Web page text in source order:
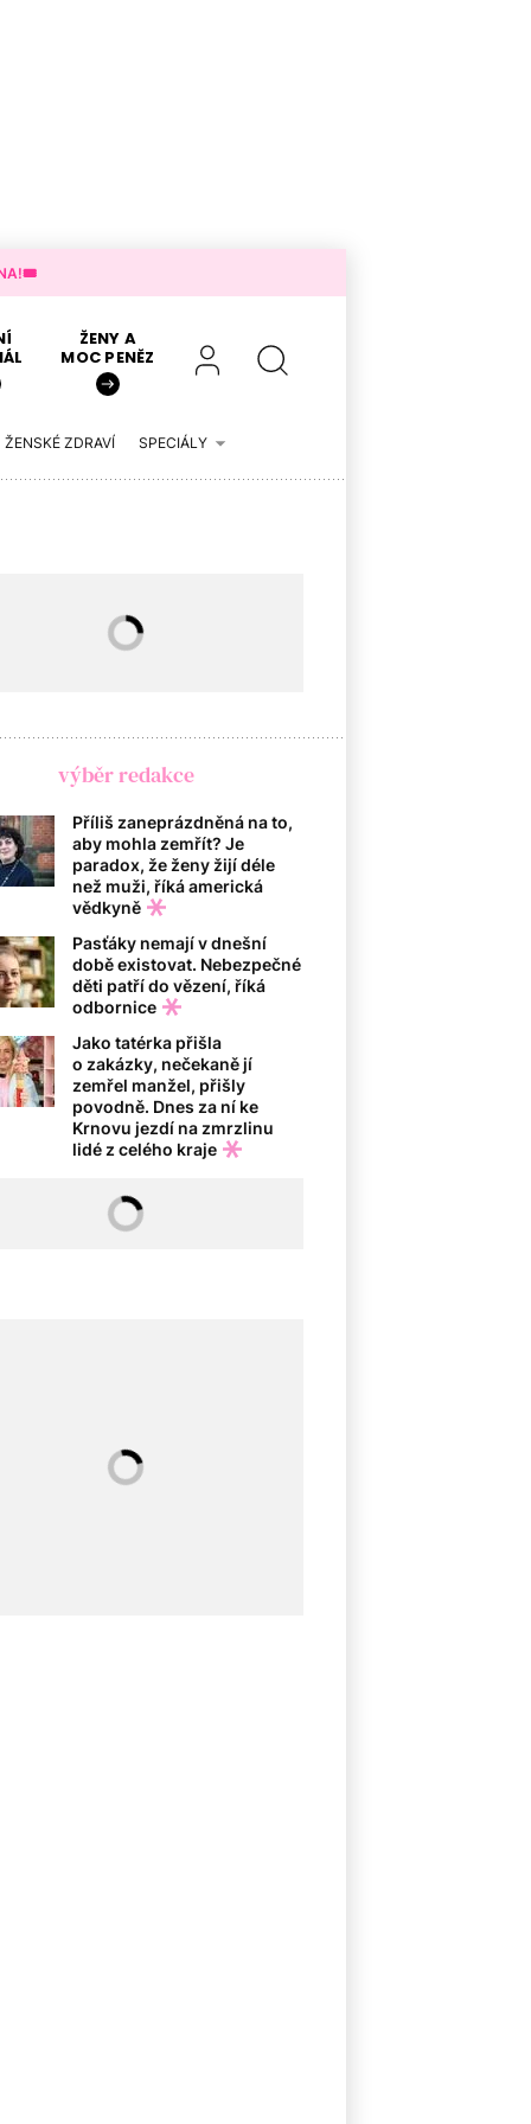
ŽENY A
MOC PENĚZ
ŽENSKÉ ZDRAVÍ SPECIÁLY
výběr redakce
Příliš zaneprázdněná na to,
aby mohla zemřít? Je
paradox, že ženy žijí déle
než muži, říká americká
vědkyně
Pasťáky nemají v dnešní
době existovat. Nebezpečné
děti patří do vězení, říká
odbornice
Jako tatérka přišla
o zakázky, nečekaně jí
zemřel manžel, přišly
povodně. Dnes za ní ke
Krnovu jezdí na zmrzlinu
lidé z celého kraje